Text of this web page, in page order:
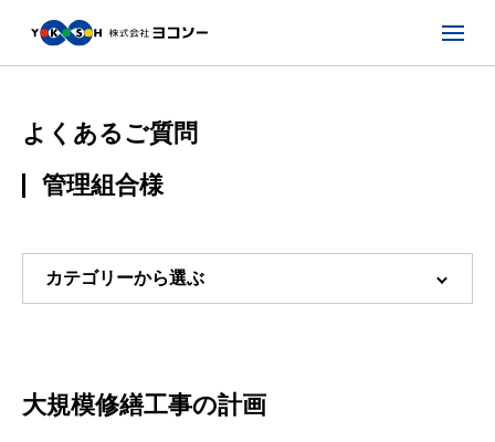
よくあるご質問
管理組合様
カテゴリーから選ぶ
大規模修繕工事の計画